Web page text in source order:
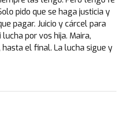
pido que se haga justicia y
pagar. Juicio y cárcel para
por vos hija. Maira,
el final. La lucha sigue y